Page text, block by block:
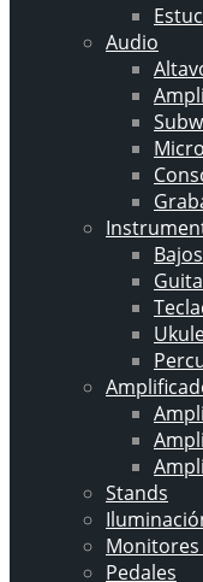
Audio
Bajos
Stands
Pedales